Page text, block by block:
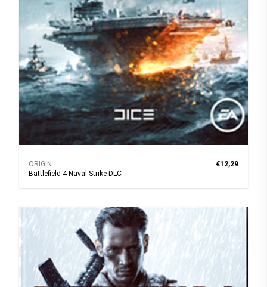
ORIGIN
Battlefield 4 Naval Strike DLC
€12,29